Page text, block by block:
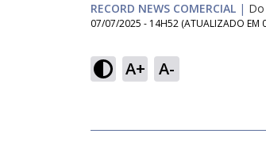
RECORD NEWS COMERCIAL |
07/07/2025 - 14H52 (ATUALIZADO EM
A+ A-
Ativar
Som